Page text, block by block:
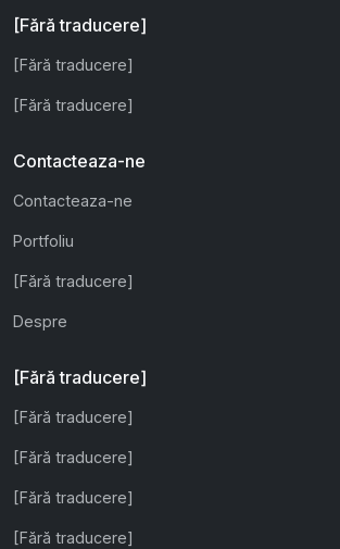
[Fără traducere]
[Fără traducere]
[Fără traducere]
Contacteaza-ne
Contacteaza-ne
Portfoliu
[Fără traducere]
Despre
[Fără traducere]
[Fără traducere]
[Fără traducere]
[Fără traducere]
[Fără traducere]